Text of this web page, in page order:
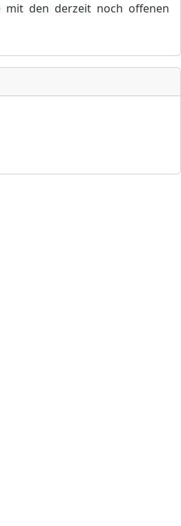
mit den derzeit noch offenen